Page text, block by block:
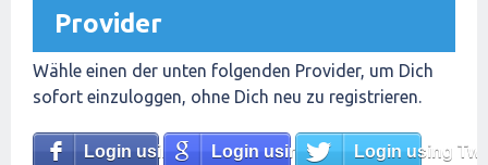
Provider
Wähle einen der unten folgenden Provider, um Dich
sofort einzuloggen, ohne Dich neu zu registrieren.
Login using FacebookLogin using GoogleLogin using